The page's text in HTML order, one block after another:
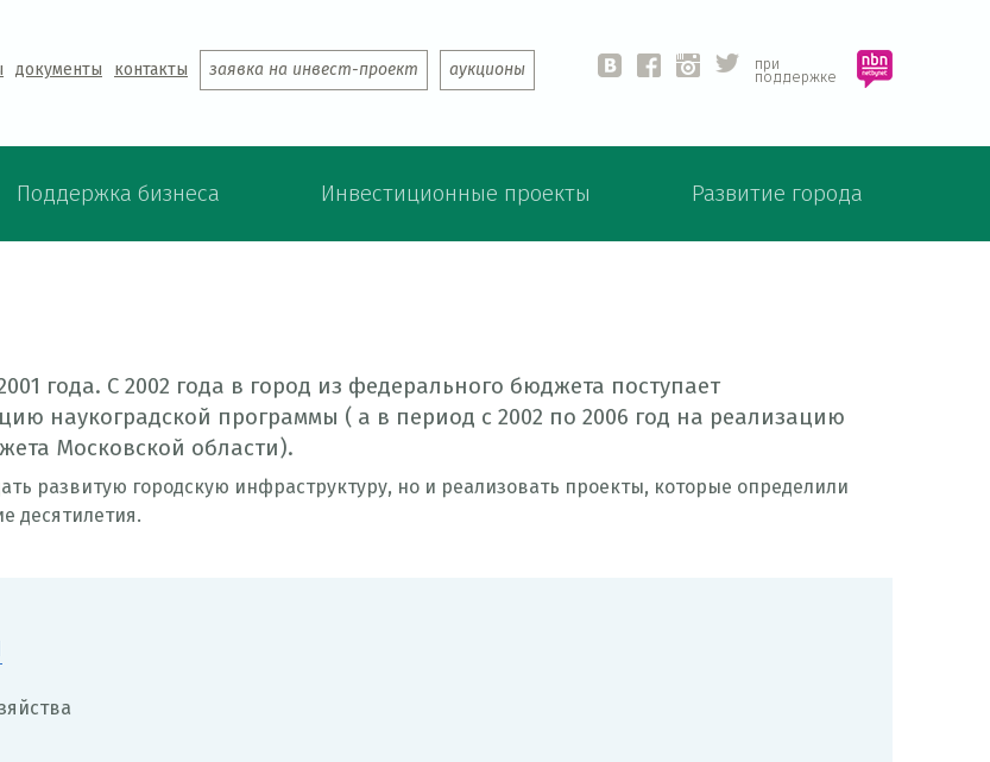
документы контакты заявка на инвест-проект аукционы vk fb ins twit при
поддержке
Поддержка бизнеса Инвестиционные проекты Развитие города
года. С 2002 года в город из федерального бюджета поступает
наукоградской программы ( а в период с 2002 по 2006 год на реализацию
Московской области).
развитую городскую инфраструктуру, но и реализовать проекты, которые определили
десятилетия.